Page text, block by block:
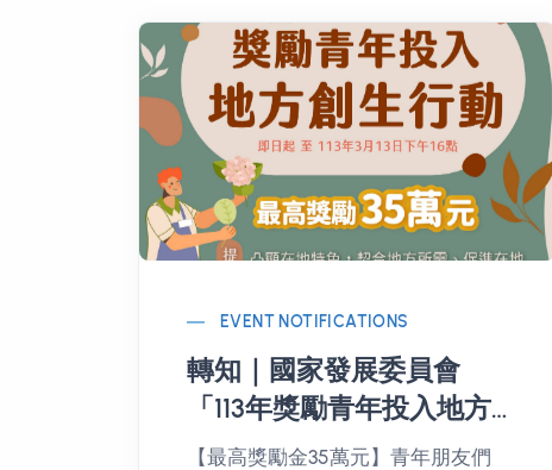
EVENT NOTIFICATIONS
轉知｜國家發展委員會
「113年獎勵青年投入地方
創生行動計畫」
【最高獎勵金35萬元】青年朋友們